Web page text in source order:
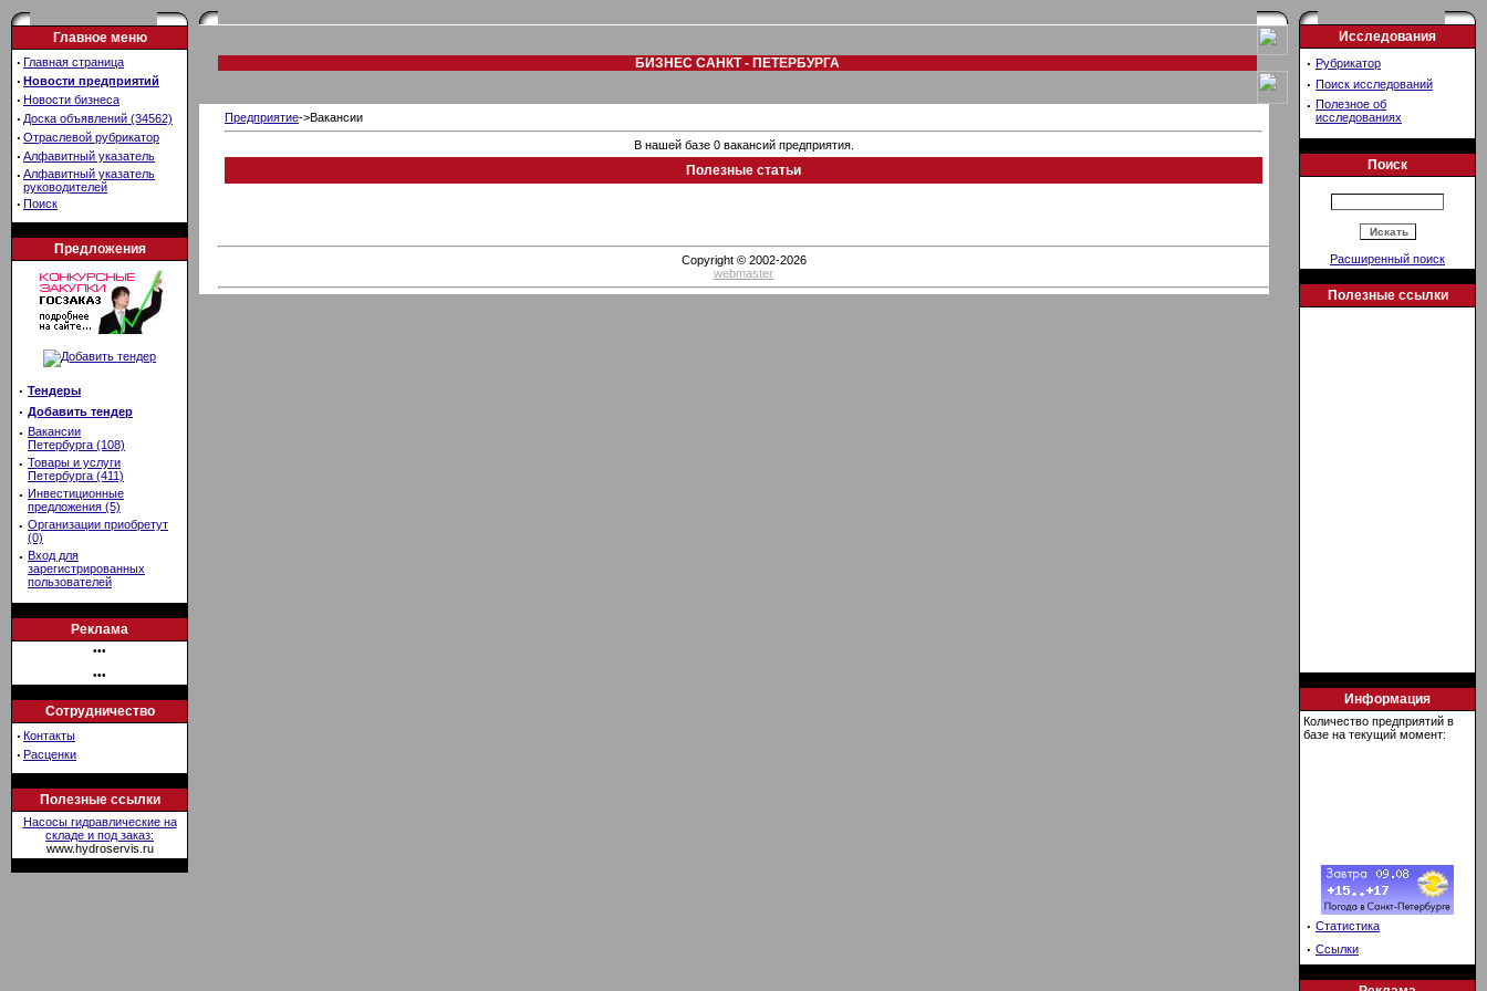
Главное меню
· Главная страница
· Новости предприятий
· Новости бизнеса
· Доска объявлений (34562)
· Отраслевой рубрикатор
· Алфавитный указатель
· Алфавитный указатель
руководителей
· Поиск
Предложения
· Тендеры
· Добавить тендер
· Вакансии
Петербурга (108)
· Товары и услуги
Петербурга (411)
· Инвестиционные
предложения (5)
· Организации приобретут
(0)
· Вход для
зарегистрированных
пользователей
Реклама
•••
•••
Сотрудничество
· Контакты
· Расценки
Полезные ссылки
Насосы гидравлические на
складе и под заказ:
www.hydroservis.ru
БИЗНЕС САНКТ - ПЕТЕРБУРГА
Предприятие->Вакансии
В нашей базе 0 вакансий предприятия.
Полезные статьи
Copyright © 2002-2026
webmaster
Исследования
· Рубрикатор
· Поиск исследований
· Полезное об
исследованиях
Поиск
Расширенный поиск
Полезные ссылки
Информация
Количество предприятий в
базе на текущий момент:
· Статистика
· Ссылки